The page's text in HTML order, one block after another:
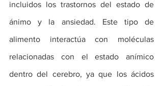
incluidos los trastornos del estado de
ánimo y la ansiedad. Este tipo de
alimento interactúa con moléculas
relacionadas con el estado anímico
dentro del cerebro, ya que los ácidos